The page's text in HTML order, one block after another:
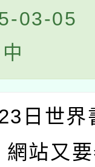
03-05
日世
網站又